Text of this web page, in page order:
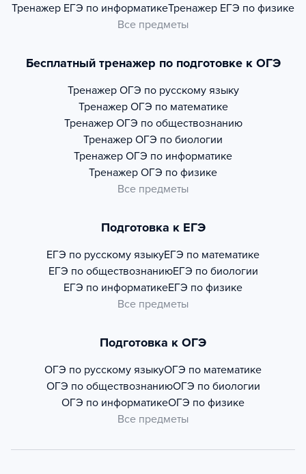
Тренажер ЕГЭ по информатикеТренажер ЕГЭ по физике
Все предметы
Бесплатный тренажер по подготовке к ОГЭ
Тренажер ОГЭ по русскому языку
Тренажер ОГЭ по математике
Тренажер ОГЭ по обществознанию
Тренажер ОГЭ по биологии
Тренажер ОГЭ по информатике
Тренажер ОГЭ по физике
Все предметы
Подготовка к ЕГЭ
ЕГЭ по русскому языкуЕГЭ по математике
ЕГЭ по обществознаниюЕГЭ по биологии
ЕГЭ по информатикеЕГЭ по физике
Все предметы
Подготовка к ОГЭ
ОГЭ по русскому языкуОГЭ по математике
ОГЭ по обществознаниюОГЭ по биологии
ОГЭ по информатикеОГЭ по физике
Все предметы